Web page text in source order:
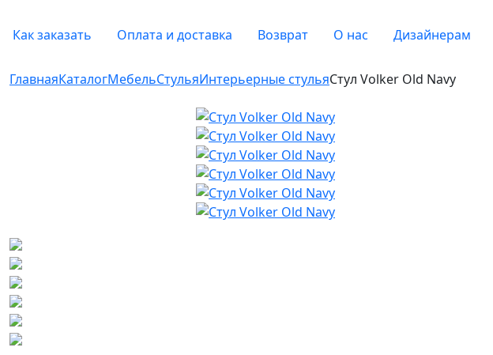
Как заказать Оплата и доставка Возврат О нас Дизайнерам
ГлавнаяКаталогМебельСтульяИнтерьерные стульяСтул Volker Old Navy